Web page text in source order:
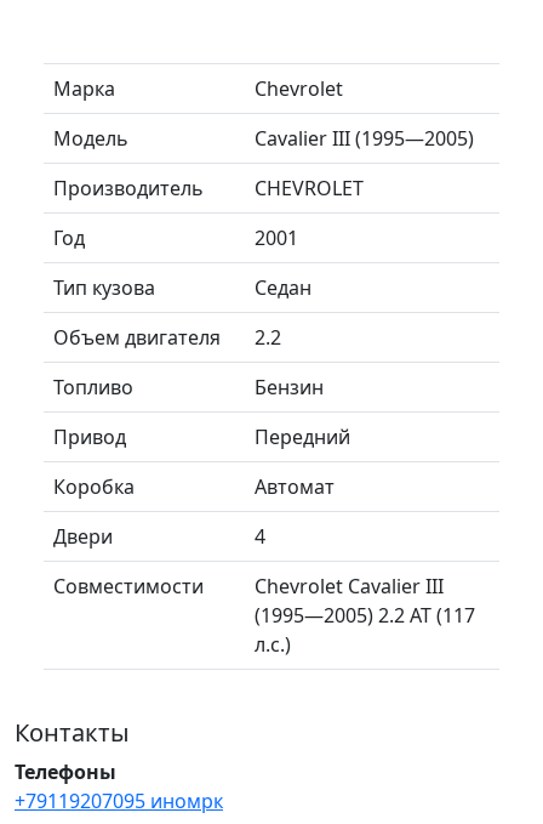
Марка
Chevrolet
Модель
Cavalier III (1995—2005)
Производитель
CHEVROLET
Год
2001
Тип кузова
Седан
Объем двигателя
2.2
Топливо
Бензин
Привод
Передний
Коробка
Автомат
Двери
4
Совместимости
Chevrolet Cavalier III
(1995—2005) 2.2 AT (117
л.с.)
Контакты
Телефоны
+79119207095 иномрк